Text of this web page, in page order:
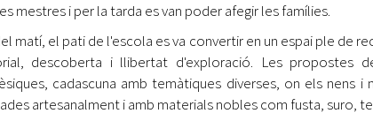
mestres i per la tarda es van poder afegir les famílies.
matí, el pati de l'escola es va convertir en un espai ple de
descoberta i llibertat d'exploració. Les propostes
cadascuna amb temàtiques diverses, on els nens
artesanalment i amb materials nobles com fusta, suro,